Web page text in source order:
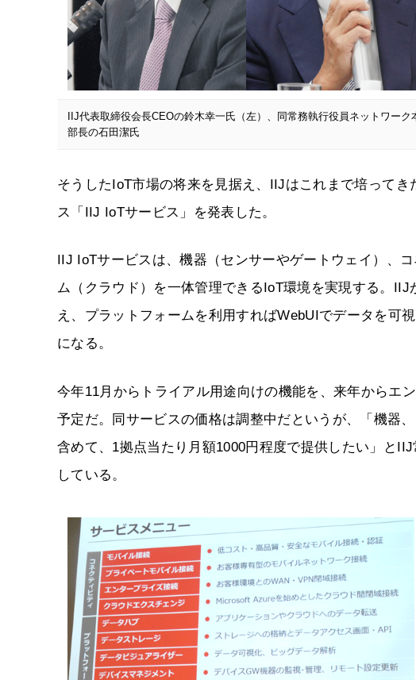
IIJ代表取締役会長CEOの鈴木幸一氏（左）、同常務執行役員ネットワーク
部長の石田潔氏
そうしたIoT市場の将来を見据え、IIJはこれまで培って
ス「IIJ IoTサービス」を発表した。
IIJ IoTサービスは、機器（センサーやゲートウェイ）、
ム（クラウド）を一体管理できるIoT環境を実現する。
え、プラットフォームを利用すればWebUIでデータを可
になる。
今年11月からトライアル用途向けの機能を、来年からエ
予定だ。同サービスの価格は調整中だというが、「機器
含めて、1拠点当たり月額1000円程度で提供したい」と
している。